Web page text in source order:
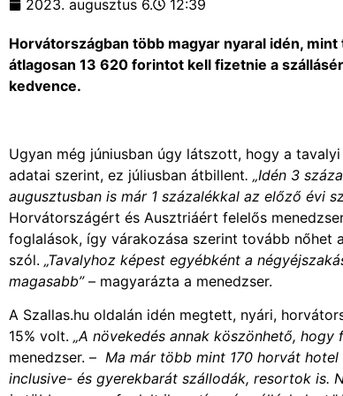
2023. augusztus 6. 12:39
Horvátországban több magyar nyaral idén,
átlagosan 13 620 forintot kell fizetnie a
kedvence.
Ugyan még júniusban úgy látszott, hogy a
adatai szerint, ez júliusban átbillent. „Idén 3
augusztusban is már 1 százalékkal az előző évi
Horvátországért és Ausztriáért felelős
foglalások, így várakozása szerint tovább nőhet
szól. „Tavalyhoz képest egyébként a
magasabb”– magyarázta a menedzser.
A Szallas.hu oldalán idén megtett, nyári,
15% volt. „A növekedés annak köszönhető,
menedzser. – Ma már több mint 170 horvát
inclusive- és gyerekbarát szállodák, resortok is.